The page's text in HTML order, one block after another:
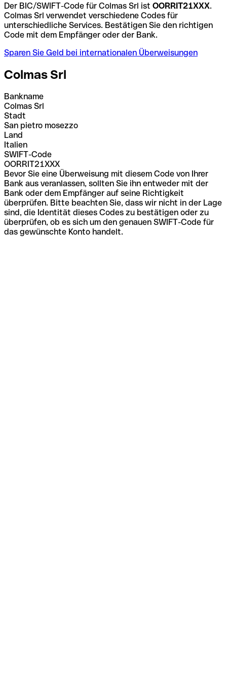
Der BIC/SWIFT-Code für Colmas Srl ist OORRIT21XXX.
Colmas Srl verwendet verschiedene Codes für
unterschiedliche Services. Bestätigen Sie den richtigen
Code mit dem Empfänger oder der Bank.
Sparen Sie Geld bei internationalen Überweisungen
Colmas Srl
Bankname
Colmas Srl
Stadt
San pietro mosezzo
Land
Italien
SWIFT-Code
OORRIT21XXX
Bevor Sie eine Überweisung mit diesem Code von Ihrer
Bank aus veranlassen, sollten Sie ihn entweder mit der
Bank oder dem Empfänger auf seine Richtigkeit
überprüfen. Bitte beachten Sie, dass wir nicht in der Lage
sind, die Identität dieses Codes zu bestätigen oder zu
überprüfen, ob es sich um den genauen SWIFT-Code für
das gewünschte Konto handelt.